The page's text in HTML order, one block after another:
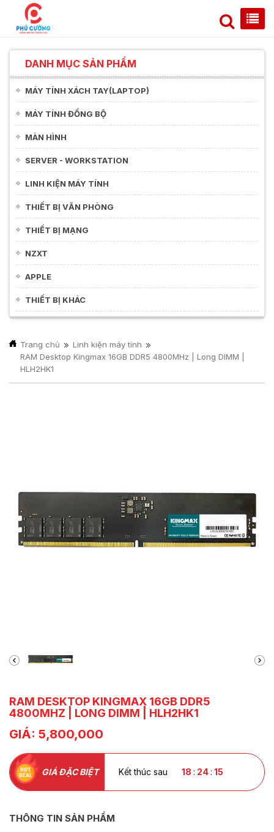
DANH MỤC SẢN PHẨM
MÁY TÍNH XÁCH TAY(LAPTOP)
MÁY TÍNH ĐỒNG BỘ
MÀN HÌNH
SERVER - WORKSTATION
LINH KIỆN MÁY TÍNH
THIẾT BỊ VĂN PHÒNG
THIẾT BỊ MẠNG
NZXT
APPLE
THIẾT BỊ KHÁC
Trang chủ
Linh kiện máy tính
RAM Desktop Kingmax 16GB DDR5 4800MHz | Long DIMM |
HLH2HK1
RAM DESKTOP KINGMAX 16GB DDR5
4800MHZ | LONG DIMM | HLH2HK1
GIÁ: 5,800,000
GIÁ ĐẶC BIỆT Kết thúc sau 18 : 24 : 14
THÔNG TIN SẢN PHẨM